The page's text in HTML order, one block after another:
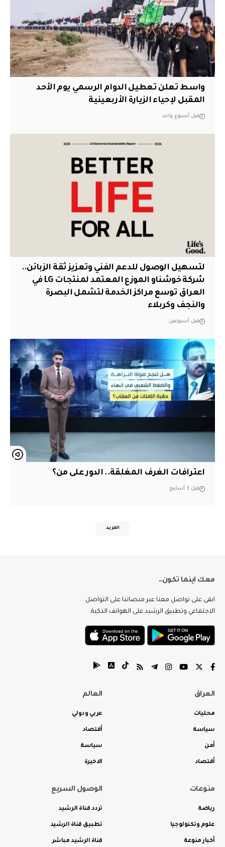
واسط تعلن تعطيل الدوام الرسمي يوم الأحد
المقبل لإحياء الزيارة الأربعينية
قبل أسبوع واحد
لتسهيل الوصول للدعم الفني وتعزيز ثقة الزبائن..
شركة خوشناو الموزع المعتمد لمنتجات LG في
العراق توسع مراكز الخدمة لتشمل البصرة
والنجف وكربلاء
قبل أسبوعين
اعترافات الغرف المغلقة.. الدور على من؟
قبل 3 أسابيع
المزيد
معك اينما تكون..
ابقى على تواصل معنا عبر منصاتنا على التواصل
الاجتماعي وتطبيق الرشيد على الهواتف الذكية.
العراق
محليات
سياسة
أمن
أقتصاد
العالم
عربي ودولي
أقتصاد
سياسة
الاخيرة
منوعات
رياضة
علوم وتكنولوجيا
أخبار منوعة
الوصول السريع
تردد قناة الرشيد
تطبيق قناة الرشيد
قناة الرشيد مباشر